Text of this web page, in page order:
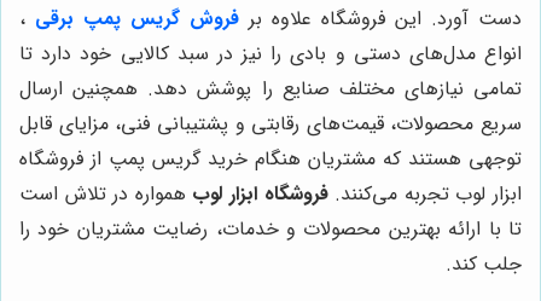
دست آورد. این فروشگاه علاوه بر فروش گریس پمپ برقی ،
انواع مدل‌های دستی و بادی را نیز در سبد کالایی خود دارد تا
تمامی نیازهای مختلف صنایع را پوشش دهد. همچنین ارسال
سریع محصولات، قیمت‌های رقابتی و پشتیبانی فنی، مزایای قابل
توجهی هستند که مشتریان هنگام خرید گریس پمپ از فروشگاه
ابزار لوب تجربه می‌کنند.فروشگاه ابزار لوب همواره در تلاش است
تا با ارائه بهترین محصولات و خدمات، رضایت مشتریان خود را
جلب کند.